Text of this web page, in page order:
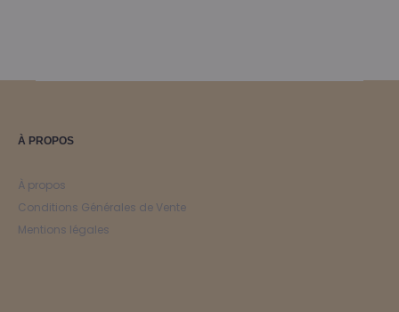
À PROPOS
À propos
Conditions Générales de Vente
Mentions légales